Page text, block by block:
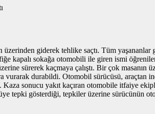
giderek tehlike saçtı. Tüm yaşananlar
sokağa otomobili ile giren ismi
sürerek kaçmaya çalıştı. Bir çok
durabildi. Otomobil sürücüsü, araçtan
sonucu yakıt kaçıran otomobile itfaiye
tepki gösterdiği, tepkiler üzerine sürücünün